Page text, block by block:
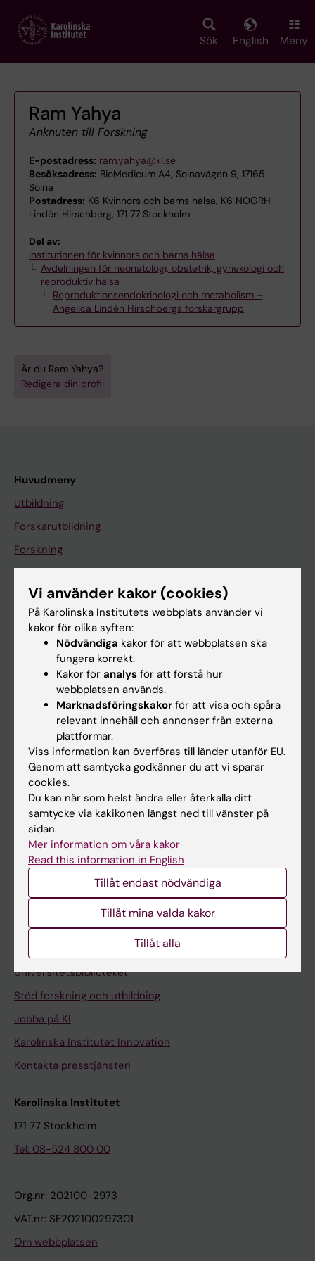
main
Sök English Meny
Ram Yahya
Anknuten till Forskning
E-postadress: ram.yahya@ki.se
Besöksadress: BioMedicum A4, Solnavägen 9, 17165
Solna
Postadress: K6 Kvinnors och barns hälsa, K6 NOGRH
Lindén Hirschberg, 171 77 Stockholm
Del av:
Institutionen för kvinnors och barns hälsa
Avdelningen för neonatologi, obstetrik, gynekologi och
reproduktiv hälsa
Reproduktionsendokrinologi och metabolism –
Angelica Lindén Hirschbergs forskargrupp
Är du Ram Yahya?
Redigera din profil
Huvudmeny
Utbildning
Forskarutbildning
Forskning
På gång
Nyheter
Kalender
Student
Canvas
Schema
Studentmejlen
Kurs- och programwebbar
Student på KI
Medarbetarportalen
Universitetsbiblioteket
Stöd forskning och utbildning
Jobba på KI
Karolinska Institutet Innovation
Kontakta presstjänsten
Karolinska Institutet
171 77 Stockholm
Tel: 08-524 800 00
Org.nr: 202100-2973
VAT.nr: SE202100297301
Om webbplatsen
Vi använder kakor (cookies)
På Karolinska Institutets webbplats använder vi
kakor för olika syften:
Nödvändiga kakor för att webbplatsen ska
fungera korrekt.
Kakor för analys för att förstå hur
webbplatsen används.
Marknadsföringskakor för att visa och spåra
relevant innehåll och annonser från externa
plattformar.
Viss information kan överföras till länder utanför EU.
Genom att samtycka godkänner du att vi sparar
cookies.
Du kan när som helst ändra eller återkalla ditt
samtycke via kakikonen längst ned till vänster på
sidan.
Mer information om våra kakor
Read this information in English
Tillåt endast nödvändiga
Tillåt mina valda kakor
Tillåt alla